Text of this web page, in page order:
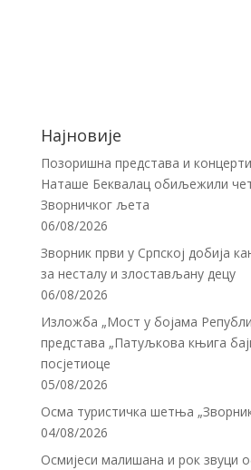
Најновије
Позоришна представа и
Наташе Беквалац обиљежили
Зворничког љета
06/08/2026
Зворник први у Српској добија
за несталу и злостављану децу
06/08/2026
Изложба „Мост у бојама
представа „Патуљкова књига
посјетиоце
05/08/2026
Осма туристичка шетња
04/08/2026
Осмијеси малишана и рок звуци